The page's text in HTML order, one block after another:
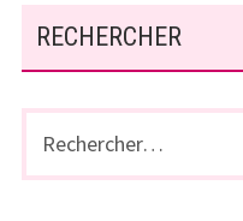
RECHERCHER
Rechercher :